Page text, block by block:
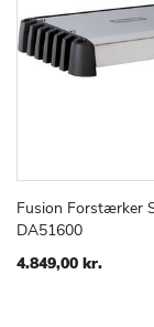
Læg i kurv
Fusion Forstærker
DA51600
4.849,00 kr.